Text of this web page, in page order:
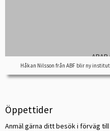
Håkan Nilsson från ABF blir ny
Öppettider
Anmäl gärna ditt besök i förväg till